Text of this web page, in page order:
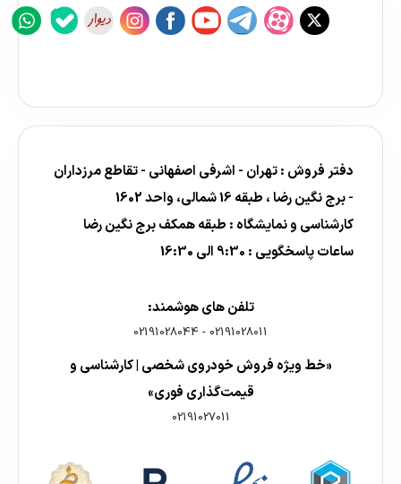
دفتر فروش : تهران - اشرفی اصفهانی - تقاطع مرزداران
- برج نگین رضا ، طبقه 16 شمالی، واحد 1602
کارشناسی و نمایشگاه : طبقه همکف برج نگین رضا
ساعات پاسخگویی : 9:30 الی 16:30
تلفن های هوشمند:
02191028011
-
02191028044
«خط ویژه فروش خودروی شخصی | کارشناسی و
قیمت‌گذاری فوری»
02191027011